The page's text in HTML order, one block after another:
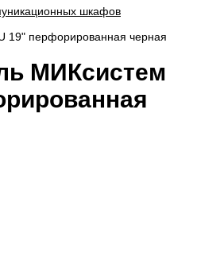
шкафов
19" перфорированная черная
МИКсистем